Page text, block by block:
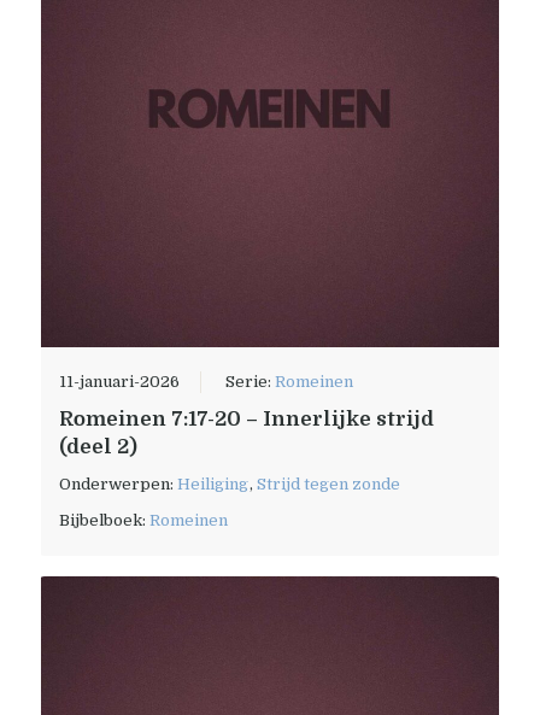
11-januari-2026 Serie:Romeinen
Romeinen 7:17-20 – Innerlijke strijd
(deel 2)
Onderwerpen:Heiliging,Strijd tegen zonde
Bijbelboek:Romeinen